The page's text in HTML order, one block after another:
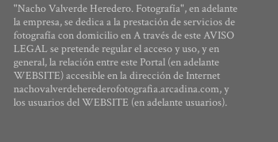
"Nacho Valverde Heredero. Fotografía", en adelante
la empresa, se dedica a la prestación de servicios de
fotografía con domicilio en A través de este AVISO
LEGAL se pretende regular el acceso y uso, y en
general, la relación entre este Portal (en adelante
WEBSITE) accesible en la dirección de Internet
nachovalverdeherederofotografia.arcadina.com, y
los usuarios del WEBSITE (en adelante usuarios).